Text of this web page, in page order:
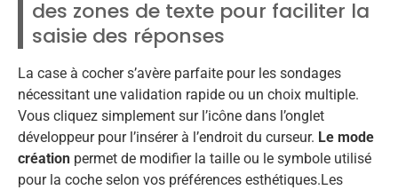
des zones de texte pour faciliter la
saisie des réponses
La case à cocher s’avère parfaite pour les sondages
nécessitant une validation rapide ou un choix multiple.
Vous cliquez simplement sur l’icône dans l’onglet
développeur pour l’insérer à l’endroit du curseur. Le mode
création permet de modifier la taille ou le symbole utilisé
pour la coche selon vos préférences esthétiques.Les